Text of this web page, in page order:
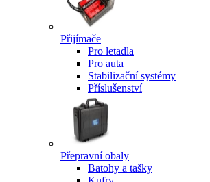
Přijímače
Pro letadla
Pro auta
Stabilizační systémy
Příslušenství
Přepravní obaly
Batohy a tašky